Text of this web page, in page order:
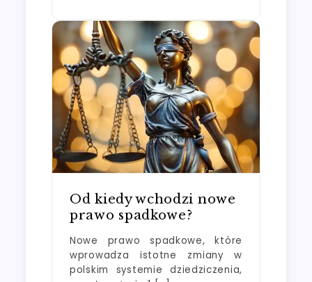
Od kiedy wchodzi nowe
prawo spadkowe?
Nowe prawo spadkowe, które
wprowadza istotne zmiany w
polskim systemie dziedziczenia,